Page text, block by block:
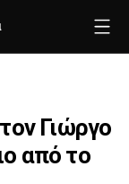
Γιώργο
από το